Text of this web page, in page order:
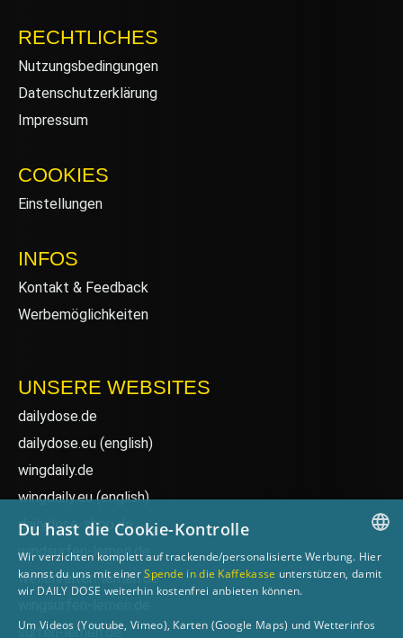
RECHTLICHES
Nutzungsbedingungen
Datenschutzerklärung
Impressum
COOKIES
Einstellungen
INFOS
Kontakt & Feedback
Werbemöglichkeiten
UNSERE WEBSITES
dailydose.de
dailydose.eu (english)
wingdaily.de
wingdaily.eu(english)
dailydose-shop.de
windsurfen-lernen.de
wellenreiten-lernen.de
surfen-lernen.de
GERMAN
Du hast die Cookie-Kontrolle
Wir verzichten komplett auf trackende/personalisierte Werbung. Hier
kannst du uns mit einerSpende in die Kaffekasse unterstützen, damit
wir DAILY DOSE weiterhin kostenfrei anbieten können.
Um Videos (Youtube, Vimeo), Karten (Google Maps) und Wetterinfos